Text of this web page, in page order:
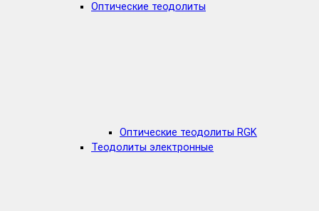
Оптические теодолиты
Оптические теодолиты RGK
Теодолиты электронные